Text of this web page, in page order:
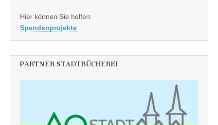
Hier können Sie helfen:
Spendenprojekte
PARTNER STADTBÜCHEREI